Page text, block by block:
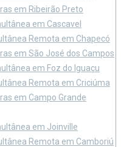
em Ribeirão Preto
em Cascavel
Remota em Chapecó
em São José dos Campos
em Foz do Iguaçu
Remota em Criciúma
em Campo Grande
em Joinville
Remota em Camboriú